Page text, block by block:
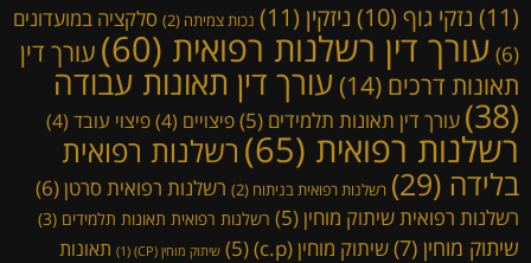
(11)
נזקי גוף (10) ניזקין (11) נכות צמיתה (2)
סלקציה במועדונים
(6)
עורך דין רשלנות רפואית (60)
עורך דין
תאונות דרכים (14) עורך דין תאונות עבודה
(38) עורך דין תאונות תלמידים (5) פיצויים (4) פיצוי עובד (4)
רשלנות רפואית (65)
רשלנות רפואית
בלידה (29) רשלנות רפואית בניתוח (2) רשלנות רפואית סרטן(6)
רשלנות רפואית שיתוק מוחין(5) רשלנות רפואית תאונות תלמידים (3)
שיתוק מוחין (7) שיתוק מוחין (c.p) (5) שיתוק מוחין (CP) (1) תאונות